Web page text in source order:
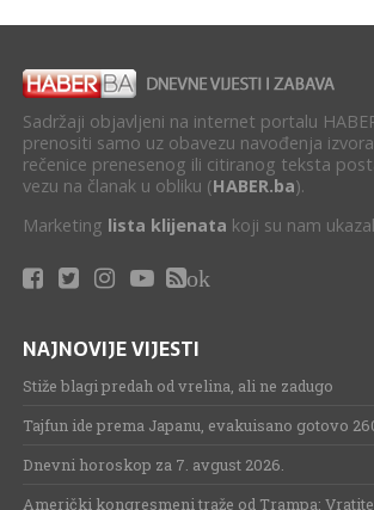
Sadržaji objavljeni na internet portalu
prenositi samo uz obavezu navođenja
rečenice prenesenog ili citiranog teksta
vezu na članak u obliku (HABER.ba).
Marketing lista klijenata koji su nam
ok
NAJNOVIJE VIJESTI
Stiže blagi predah od vrelina, ali ne zadugo
Tajfun ide prema Japanu, evakuisano gotovo
Dnevni horoskop za 7. avgust 2026.
Američki kongresmeni traže od Trampa: